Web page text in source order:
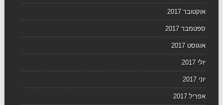
אוקטובר 2017
ספטמבר 2017
אוגוסט 2017
יולי 2017
יוני 2017
אפריל 2017